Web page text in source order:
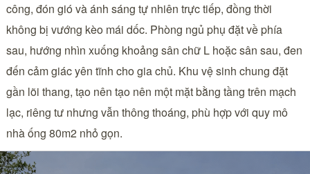
công, đón gió và ánh sáng tự nhiên trực tiếp, đồng thời
không bị vướng kèo mái dốc. Phòng ngủ phụ đặt về phía
sau, hướng nhìn xuống khoảng sân chữ L hoặc sân sau, đen
đến cảm giác yên tĩnh cho gia chủ. Khu vệ sinh chung đặt
gần lõi thang, tạo nên tạo nên một mặt bằng tầng trên mạch
lạc, riêng tư nhưng vẫn thông thoáng, phù hợp với quy mô
nhà ống 80m2 nhỏ gọn.